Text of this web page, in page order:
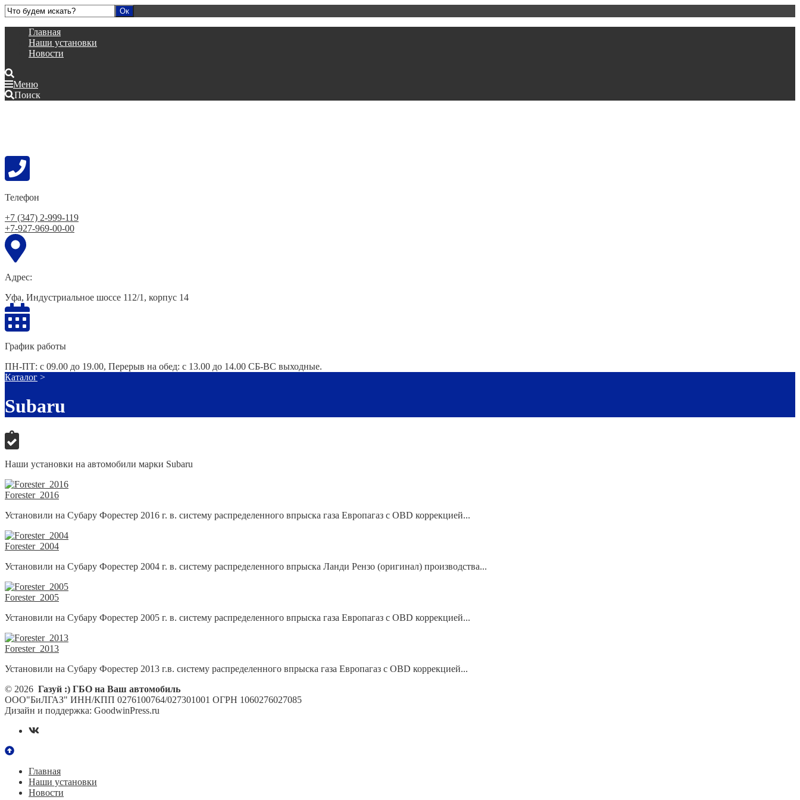
Главная
Наши установки
Новости
Меню
Поиск
Телефон
+7 (347) 2-999-119
+7-927-969-00-00
Адрес:
Уфа, Индустриальное шоссе 112/1, корпус 14
График работы
ПН-ПТ: с 09.00 до 19.00, Перерыв на обед: с 13.00 до 14.00 СБ-ВС выходные.
Каталог >
Subaru
Наши установки на автомобили марки Subaru
Forester_2016
Установили на Субару Форестер 2016 г. в. систему распределенного впрыска газа Европагаз с OBD коррекцией...
Forester_2004
Установили на Субару Форестер 2004 г. в. систему распределенного впрыска Ланди Рензо (оригинал) производства...
Forester_2005
Установили на Субару Форестер 2005 г. в. систему распределенного впрыска газа Европагаз с OBD коррекцией...
Forester_2013
Установили на Субару Форестер 2013 г.в. систему распределенного впрыска газа Европагаз с OBD коррекцией...
© 2026 Газуй :) ГБО на Ваш автомобиль
ООО"БиЛГАЗ" ИНН/КПП 0276100764/027301001 ОГРН 1060276027085
Дизайн и поддержка: GoodwinPress.ru
Главная
Наши установки
Новости